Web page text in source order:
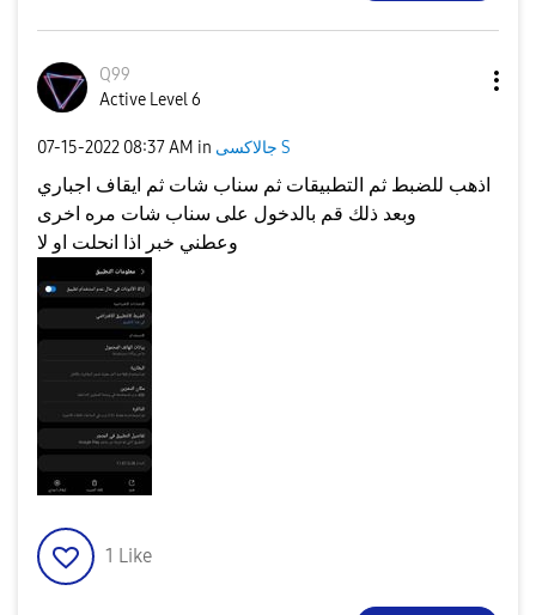
Q99
Active Level 6
‎07-15-2022 08:37 AM in جالاكسى S
اذهب للضبط ثم التطبيقات ثم سناب شات ثم ايقاف اجباري
وبعد ذلك قم بالدخول على سناب شات مره اخرى
وعطني خبر اذا انحلت او لا
1 Like